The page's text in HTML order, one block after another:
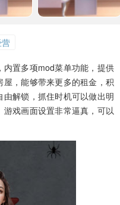
，内置多项mod菜单功能，提供
，能够带来更多的租金，积
解锁，抓住时机可以做出明
戏画面设置非常逼真，可以